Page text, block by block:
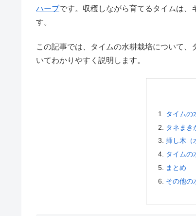
ハーブです。収穫しながら育てるタイムは、
す。
この記事では、タイムの水耕栽培について
いてわかりやすく説明します。
タイムの
タネまき
挿し木（
タイムの
まとめ
その他の